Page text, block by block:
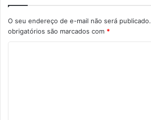
O seu endereço de e-mail não será publicado.
obrigatórios são marcados com *